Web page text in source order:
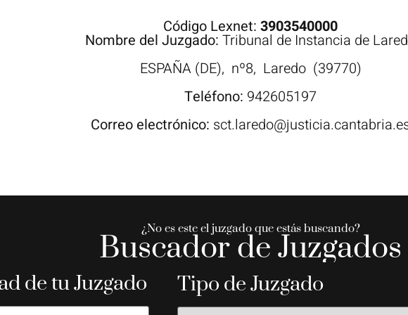
Código Lexnet: 3903540000
Nombre del Juzgado: Tribunal de Instancia de
ESPAÑA (DE), nº8, Laredo (39770)
Teléfono: 942605197
Correo electrónico:
¿No es este el juzgado que estás buscando?
Buscador de Juzgados
de tu Juzgado Tipo de Juzgado